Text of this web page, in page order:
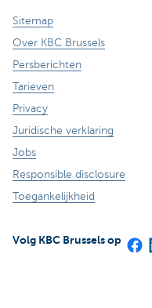
Sitemap
Over KBC Brussels
Persberichten
Tarieven
Privacy
Juridische verklaring
Jobs
Responsible disclosure
Toegankelijkheid
Volg KBC Brussels op